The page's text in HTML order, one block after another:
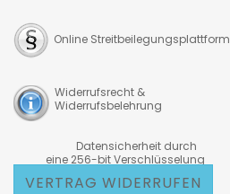
Online Streitbeilegungsplattform
Widerrufsrecht &
Widerrufsbelehrung
Datensicherheit durch
eine 256-bit Verschlüsselung
VERTRAG WIDERRUFEN